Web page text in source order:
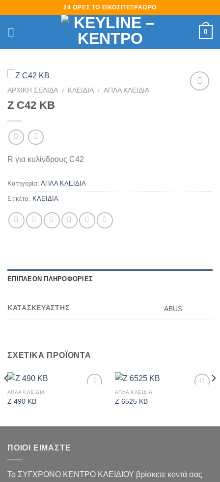
content
24 ΩΡΕΣ ΤΟ ΕΙΚΟΣΙΤΕΤΡΑΩΡΟ
0
ΑΡΧΙΚΉ ΣΕΛΊΔΑ / ΚΛΕΙΔΙΑ / ΑΠΛΑ ΚΛΕΙΔΙΑ
Z C42 KB
R για κυλίνδρους C42
Κατηγορία: ΑΠΛΑ ΚΛΕΙΔΙΑ
Ετικέτα: ΚΛΕΙΔΙΑ
ΕΠΙΠΛΈΟΝ ΠΛΗΡΟΦΟΡΊΕΣ
ΚΑΤΑΣΚΕΥΑΣΤΗΣ ABUS
ΣΧΕΤΙΚΆ ΠΡΟΪΌΝΤΑ
ΑΠΛΑ ΚΛΕΙΔΙΑ
Z 490 KB
ΑΠΛΑ ΚΛΕΙΔΙΑ
Z 6525 KB
ΠΟΙΟΙ ΕΙΜΑΣΤΕ
Το ΣΥΓΧΡΟΝΟ ΚΕΝΤΡΟ ΚΛΕΙΔΙΟΥ βρίσκετε κοντά σας